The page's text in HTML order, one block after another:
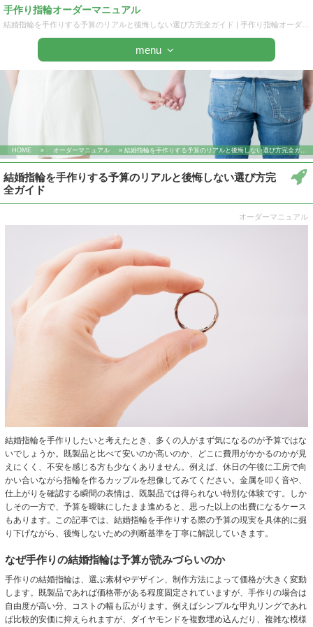
手作り指輪オーダーマニュアル
menu
HOME » オーダーマニュアル » 結婚指輪を手作りする予算のリアルと後悔しない選び方完全ガイド
結婚指輪を手作りする予算のリアルと後悔しない選び方完
全ガイド
オーダーマニュアル
結婚指輪を手作りしたいと考えたとき、多くの人がまず気になるのが予算ではな
いでしょうか。既製品と比べて安いのか高いのか、どこに費用がかかるのかが見
えにくく、不安を感じる方も少なくありません。例えば、休日の午後に工房で向
かい合いながら指輪を作るカップルを想像してみてください。金属を叩く音や、
仕上がりを確認する瞬間の表情は、既製品では得られない特別な体験です。しか
しその一方で、予算を曖昧にしたまま進めると、思った以上の出費になるケース
もあります。この記事では、結婚指輪を手作りする際の予算の現実を具体的に掘
り下げながら、後悔しないための判断基準を丁寧に解説していきます。
なぜ手作りの結婚指輪は予算が読みづらいのか
手作りの結婚指輪は、選ぶ素材やデザイン、制作方法によって価格が大きく変動
します。既製品であれば価格帯がある程度固定されていますが、手作りの場合は
自由度が高い分、コストの幅も広がります。例えばシンプルな甲丸リングであれ
ば比較的安価に抑えられますが、ダイヤモンドを複数埋め込んだり、複雑な模様